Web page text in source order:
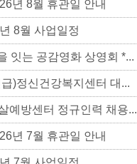
년 8월 휴관일 안내
8월 사업일정
잇는 공감영화 상영회 *...
)정신건강복지센터 대...
예방센터 정규인력 채용...
년 7월 휴관일 안내